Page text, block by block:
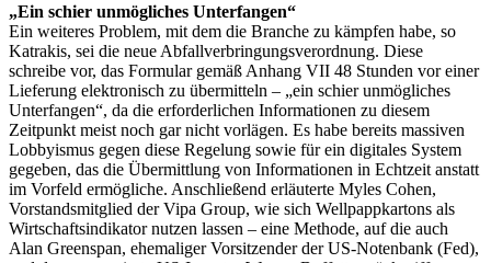
„Ein schier unmögliches Unterfangen“
Ein weiteres Problem, mit dem die Branche zu kämpfen habe, so
Katrakis, sei die neue Abfallverbringungsverordnung. Diese
schreibe vor, das Formular gemäß Anhang VII 48 Stunden vor einer
Lieferung elektronisch zu übermitteln – „ein schier unmögliches
Unterfangen“, da die erforderlichen Informationen zu diesem
Zeitpunkt meist noch gar nicht vorlägen. Es habe bereits massiven
Lobbyismus gegen diese Regelung sowie für ein digitales System
gegeben, das die Übermittlung von Informationen in Echtzeit anstatt
im Vorfeld ermögliche. Anschließend erläuterte Myles Cohen,
Vorstandsmitglied der Vipa Group, wie sich Wellpappkartons als
Wirtschaftsindikator nutzen lassen – eine Methode, auf die auch
Alan Greenspan, ehemaliger Vorsitzender der US-Notenbank (Fed),